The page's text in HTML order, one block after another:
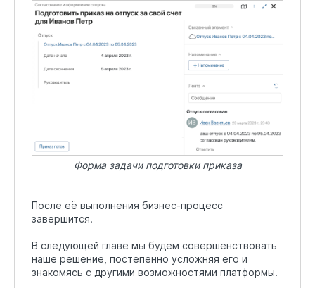
Форма задачи подготовки приказа
После её выполнения бизнес-процесс
завершится.
В следующей главе мы будем совершенствовать
наше решение, постепенно усложняя его и
знакомясь с другими возможностями платформы.